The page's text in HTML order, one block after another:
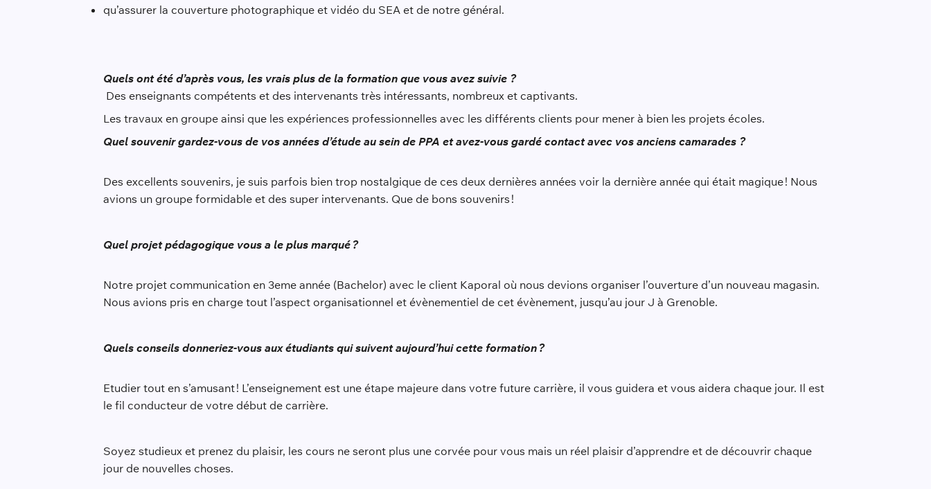
qu’assurer la couverture photographique et vidéo du SEA et de notre général.
Quels ont été d’après vous, les vrais plus de la formation que vous avez suivie ?
Des enseignants compétents et des intervenants très intéressants, nombreux et captivants.
Les travaux en groupe ainsi que les expériences professionnelles avec les différents clients pour mener à bien les projets écoles.
Quel souvenir gardez-vous de vos années d’étude au sein de PPA et avez-vous gardé contact avec vos anciens camarades ?
Des excellents souvenirs, je suis parfois bien trop nostalgique de ces deux dernières années voir la dernière année qui était magique ! Nous
avions un groupe formidable et des super intervenants. Que de bons souvenirs !
Quel projet pédagogique vous a le plus marqué ?
Notre projet communication en 3eme année (Bachelor) avec le client Kaporal où nous devions organiser l’ouverture d’un nouveau magasin.
Nous avions pris en charge tout l’aspect organisationnel et évènementiel de cet évènement, jusqu’au jour J à Grenoble.
Quels conseils donneriez-vous aux étudiants qui suivent aujourd’hui cette formation ?
Etudier tout en s’amusant ! L’enseignement est une étape majeure dans votre future carrière, il vous guidera et vous aidera chaque jour. Il est
le fil conducteur de votre début de carrière.
Soyez studieux et prenez du plaisir, les cours ne seront plus une corvée pour vous mais un réel plaisir d’apprendre et de découvrir chaque
jour de nouvelles choses.